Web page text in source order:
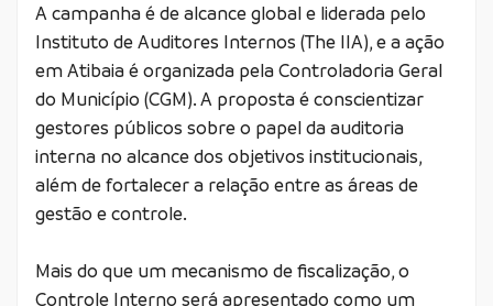
A campanha é de alcance global e liderada pelo
Instituto de Auditores Internos (The IIA), e a ação
em Atibaia é organizada pela Controladoria Geral
do Município (CGM). A proposta é conscientizar
gestores públicos sobre o papel da auditoria
interna no alcance dos objetivos institucionais,
além de fortalecer a relação entre as áreas de
gestão e controle.
Mais do que um mecanismo de fiscalização, o
Controle Interno será apresentado como um